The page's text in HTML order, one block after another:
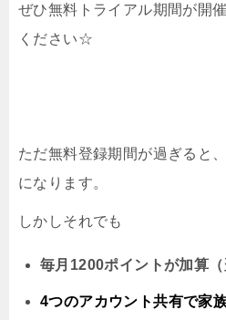
ぜひ無料トライアル期間が開
ください☆
ただ無料登録期間が過ぎると
になります。
しかしそれでも
毎月1200ポイントが加算（
4つのアカウント共有で家